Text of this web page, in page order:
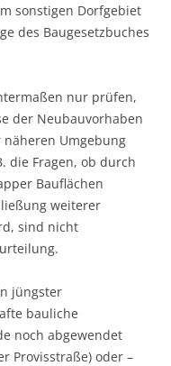
sonstigen Dorfgebiet
des Baugesetzbuches
nur prüfen,
der Neubauvorhaben
Umgebung
die Fragen, ob durch
Bauflächen
weiterer
sind nicht
jüngster
bauliche
noch abgewendet
Provisstraße) oder –